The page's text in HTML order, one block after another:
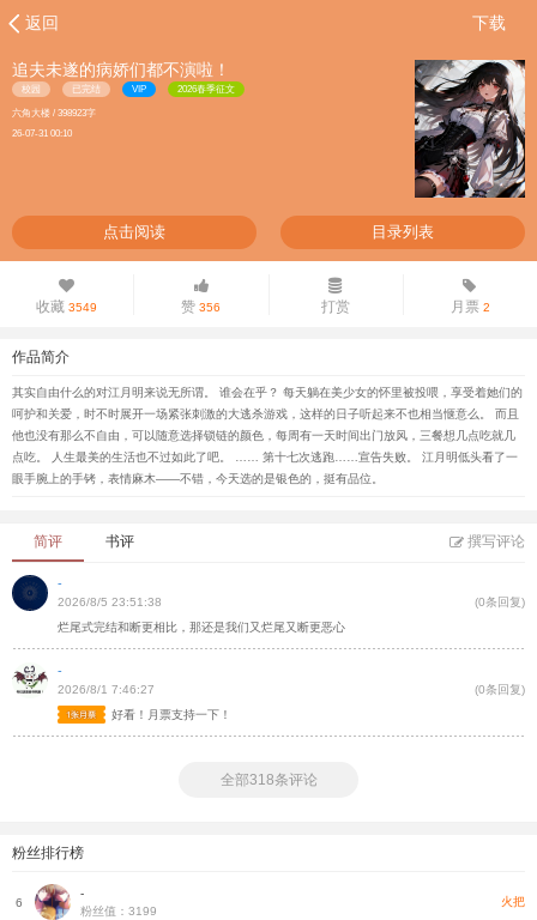
返回 下载
追夫未遂的病娇们都不演啦！
校园 已完结 VIP 2026春季征文
六角大楼 / 398923字
26-07-31 00:10
点击阅读 目录列表
收藏 3549 赞 356 打赏 月票2
作品简介
其实自由什么的对江月明来说无所谓。 谁会在乎？ 每天躺在美少女的怀里被投喂，享受着她们的
呵护和关爱，时不时展开一场紧张刺激的大逃杀游戏，这样的日子听起来不也相当惬意么。 而且
他也没有那么不自由，可以随意选择锁链的颜色，每周有一天时间出门放风，三餐想几点吃就几
点吃。 人生最美的生活也不过如此了吧。 …… 第十七次逃跑……宣告失败。 江月明低头看了一
眼手腕上的手铐，表情麻木——不错，今天选的是银色的，挺有品位。
简评 书评 撰写评论
-
2026/8/5 23:51:38
(0条回复)
烂尾式完结和断更相比，那还是我们又烂尾又断更恶心
-
2026/8/1 7:46:27
(0条回复)
好看！月票支持一下！
全部318条评论
粉丝排行榜
6
-
粉丝值：3199
火把